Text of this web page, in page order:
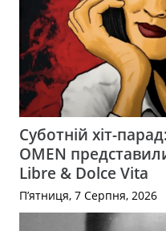
Суботній хіт-
OMEN
Libre & Dolce Vita
П’ятниця, 7 Серпня, 2026